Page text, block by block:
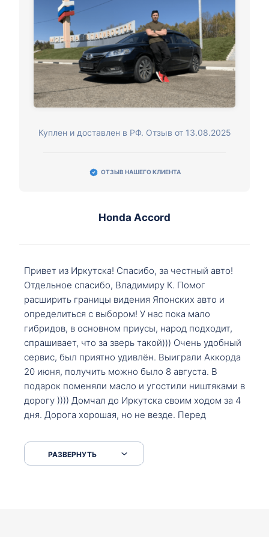
Куплен и доставлен в РФ. Отзыв от 13.08.2025
ОТЗЫВ НАШЕГО КЛИЕНТА
Honda Accord
Привет из Иркутска! Спасибо, за честный авто!
Отдельное спасибо, Владимиру К. Помог
расширить границы видения Японских авто и
определиться с выбором! У нас пока мало
гибридов, в основном приусы, народ подходит,
спрашивает, что за зверь такой))) Очень удобный
сервис, был приятно удивлён. Выиграли Аккорда
20 июня, получить можно было 8 августа. В
подарок поменяли масло и угостили ништяками в
дорогу )))) Домчал до Иркутска своим ходом за 4
дня. Дорога хорошая, но не везде. Перед
серпантинах по пути следования.
РАЗВЕРНУТЬ